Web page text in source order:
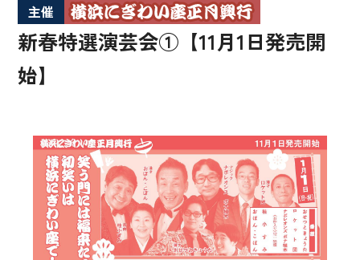
主催
新春特選演芸会①【11月1日発売開
始】